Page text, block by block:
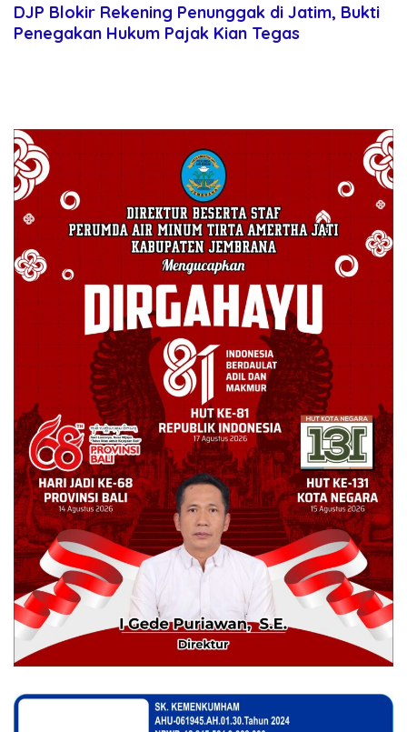
2025
DJP Blokir Rekening Penunggak di Jatim, Bukti
Penegakan Hukum Pajak Kian Tegas